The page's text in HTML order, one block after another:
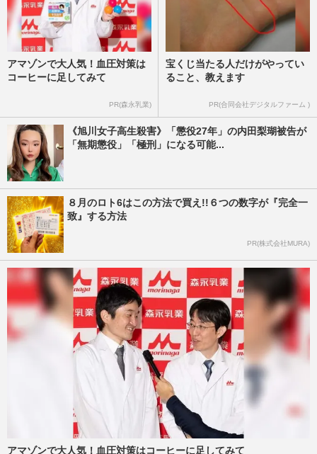
アマゾンで大人気！血圧対策は
コーヒーに足してみて
PR(森永乳業)
宝くじ当たる人だけがやってい
ること、教えます
PR(合同会社デジタルファーム )
《旭川女子高生殺害》「懲役27年」の内田梨瑚被告が
「無期懲役」「極刑」になる可能...
８月のロト6はこの方法で買え!!６つの数字が『完全一
致』する方法
PR(株式会社MURA)
アマゾンで大人気！血圧対策はコーヒーに足してみて